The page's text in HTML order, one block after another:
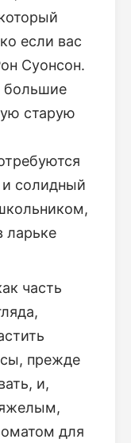
если вас
Суонсон.
большие
старую
солидный
ларьке
часть
прежде
и,
для